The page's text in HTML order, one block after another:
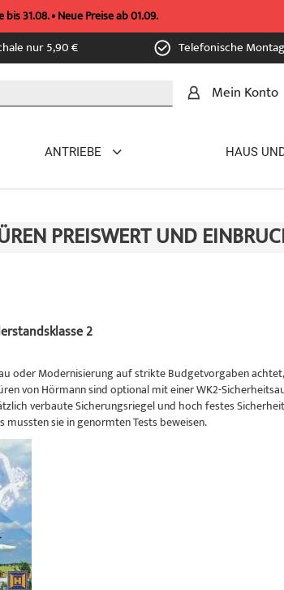
31.08. • Neue Preise ab 01.09.
nur 5,90 € Telefonische
Mein Konto
ANTRIEBE HAUS
PREISWERT UND
2
oder Modernisierung auf strikte Budgetvorgaben
von Hörmann sind optional mit einer WK2-
verbaute Sicherungsriegel und hoch festes
sie in genormten Tests beweisen.